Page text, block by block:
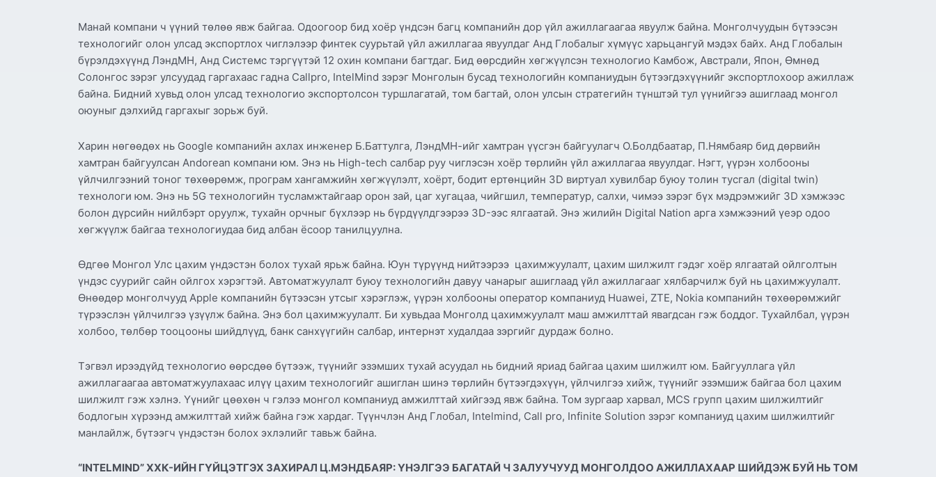
Манай компани ч үүний төлөө явж байгаа. Одоогоор бид хоёр үндсэн багц компанийн дор үйл ажиллагаагаа явуулж байна. Монголчуудын бүтээсэн
технологийг олон улсад экспортлох чиглэлээр финтек суурьтай үйл ажиллагаа явуулдаг Анд Глобалыг хүмүүс харьцангуй мэдэх байх. Анд Глобалын
бүрэлдэхүүнд ЛэндМН, Анд Системс тэргүүтэй 12 охин компани багтдаг. Бид өөрсдийн хөгжүүлсэн технологио Камбож, Австрали, Япон, Өмнөд
Солонгос зэрэг улсуудад гаргахаас гадна Callpro, IntelMind зэрэг Монголын бусад технологийн компаниудын бүтээгдэхүүнийг экспортлохоор ажиллаж
байна. Бидний хувьд олон улсад технологио экспортолсон туршлагатай, том багтай, олон улсын стратегийн түнштэй тул үүнийгээ ашиглаад монгол
оюуныг дэлхийд гаргахыг зорьж буй.
Харин нөгөөдөх нь Google компанийн ахлах инженер Б.Баттулга, ЛэндМН-ийг хамтран үүсгэн байгуулагч О.Болдбаатар, П.Нямбаяр бид дөрвийн
хамтран байгуулсан Andorean компани юм. Энэ нь High-tech салбар руу чиглэсэн хоёр төрлийн үйл ажиллагаа явуулдаг. Нэгт, үүрэн холбооны
үйлчилгээний тоног төхөөрөмж, програм хангамжийн хөгжүүлэлт, хоёрт, бодит ертөнцийн 3D виртуал хувилбар буюу толин тусгал (digital twin)
технологи юм. Энэ нь 5G технологийн тусламжтайгаар орон зай, цаг хугацаа, чийгшил, температур, салхи, чимээ зэрэг бүх мэдрэмжийг 3D хэмжээс
болон дүрсийн нийлбэрт оруулж, тухайн орчныг бүхлээр нь бүрдүүлдгээрээ 3D-ээс ялгаатай. Энэ жилийн Digital Nation арга хэмжээний үеэр одоо
хөгжүүлж байгаа технологиудаа бид албан ёсоор танилцуулна.
Өдгөө Монгол Улс цахим үндэстэн болох тухай ярьж байна. Юун түрүүнд нийтээрээ цахимжуулалт, цахим шилжилт гэдэг хоёр ялгаатай ойлголтын
үндэс суурийг сайн ойлгох хэрэгтэй. Автоматжуулалт буюу технологийн давуу чанарыг ашиглаад үйл ажиллагааг хялбарчилж буй нь цахимжуулалт.
Өнөөдөр монголчууд Apple компанийн бүтээсэн утсыг хэрэглэж, үүрэн холбооны оператор компаниуд Huawei, ZTE, Nokia компанийн төхөөрөмжийг
түрээслэн үйлчилгээ үзүүлж байна. Энэ бол цахимжуулалт. Би хувьдаа Монголд цахимжуулалт маш амжилттай явагдсан гэж боддог. Тухайлбал, үүрэн
холбоо, төлбөр тооцооны шийдлүүд, банк санхүүгийн салбар, интернэт худалдаа зэргийг дурдаж болно.
Тэгвэл ирээдүйд технологио өөрсдөө бүтээж, түүнийг эзэмших тухай асуудал нь бидний яриад байгаа цахим шилжилт юм. Байгууллага үйл
ажиллагаагаа автоматжуулахаас илүү цахим технологийг ашиглан шинэ төрлийн бүтээгдэхүүн, үйлчилгээ хийж, түүнийг эзэмшиж байгаа бол цахим
шилжилт гэж хэлнэ. Үүнийг цөөхөн ч гэлээ монгол компаниуд амжилттай хийгээд явж байна. Том зургаар харвал, MCS групп цахим шилжилтийг
бодлогын хүрээнд амжилттай хийж байна гэж хардаг. Түүнчлэн Анд Глобал, Intelmind, Call pro, Infinite Solution зэрэг компаниуд цахим шилжилтийг
манлайлж, бүтээгч үндэстэн болох эхлэлийг тавьж байна.
“INTELMIND” ХХК-ИЙН ГҮЙЦЭТГЭХ ЗАХИРАЛ Ц.МЭНДБАЯР: ҮНЭЛГЭЭ БАГАТАЙ Ч ЗАЛУУЧУУД МОНГОЛДОО АЖИЛЛАХААР ШИЙДЭЖ БУЙ НЬ ТОМ